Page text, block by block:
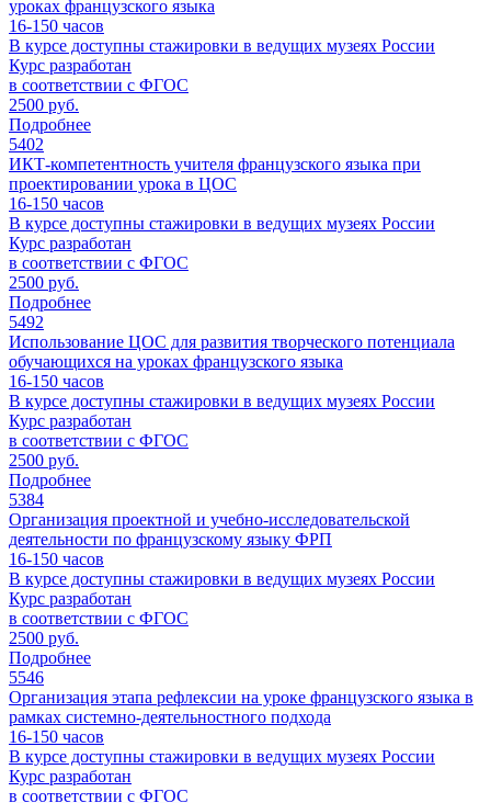
уроках французского языка
16-150 часов
В курсе доступны стажировки в ведущих музеях России
Курс разработан
в соответствии с ФГОС
2500 руб.
Подробнее
5402
ИКТ-компетентность учителя французского языка при
проектировании урока в ЦОС
16-150 часов
В курсе доступны стажировки в ведущих музеях России
Курс разработан
в соответствии с ФГОС
2500 руб.
Подробнее
5492
Использование ЦОС для развития творческого потенциала
обучающихся на уроках французского языка
16-150 часов
В курсе доступны стажировки в ведущих музеях России
Курс разработан
в соответствии с ФГОС
2500 руб.
Подробнее
5384
Организация проектной и учебно-исследовательской
деятельности по французскому языку ФРП
16-150 часов
В курсе доступны стажировки в ведущих музеях России
Курс разработан
в соответствии с ФГОС
2500 руб.
Подробнее
5546
Организация этапа рефлексии на уроке французского языка в
рамках системно-деятельностного подхода
16-150 часов
В курсе доступны стажировки в ведущих музеях России
Курс разработан
в соответствии с ФГОС